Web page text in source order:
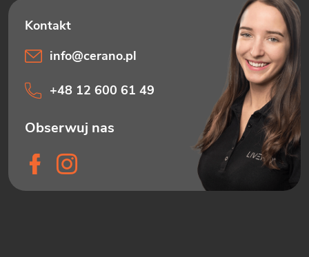
info@cerano.pl
+48 12 600 61 49